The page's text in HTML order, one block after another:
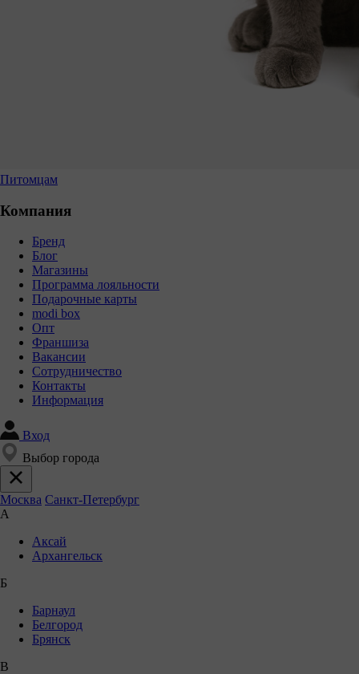
Питомцам
Компания
Бренд
Блог
Магазины
Программа лояльности
Подарочные карты
modi box
Опт
Франшиза
Вакансии
Сотрудничество
Контакты
Информация
Вход
Выбор города
Москва Санкт-Петербург
А
Аксай
Архангельск
Б
Барнаул
Белгород
Брянск
В